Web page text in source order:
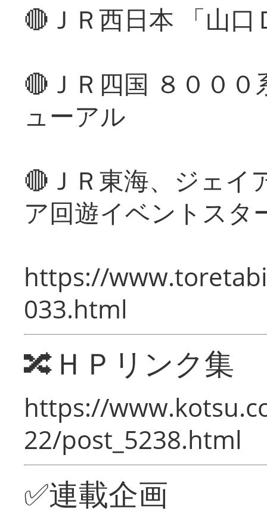
🔴ＪＲ西日本 「山
🔴ＪＲ四国 ８００
ューアル
🔴ＪＲ東海、ジェイ
ア回遊イベントスタ
https://
033.html
🔀ＨＰリンク集
https://
22/post_5238.html
✅連載企画